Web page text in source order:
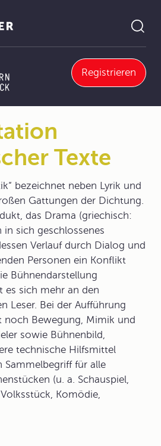
Registrieren
dramatischer Texte
Texte
bezeichnet neben Lyrik und
Gattungen der Dichtung.
das Drama (griechisch:
sich geschlossenes
Verlauf durch Dialog und
Personen ein Konflikt
Bühnendarstellung
es sich mehr an den
Leser. Bei der Aufführung
Bewegung, Mimik und
sowie Bühnenbild,
technische Hilfsmittel
Sammelbegriff für alle
(u. a. Schauspiel,
Komödie,